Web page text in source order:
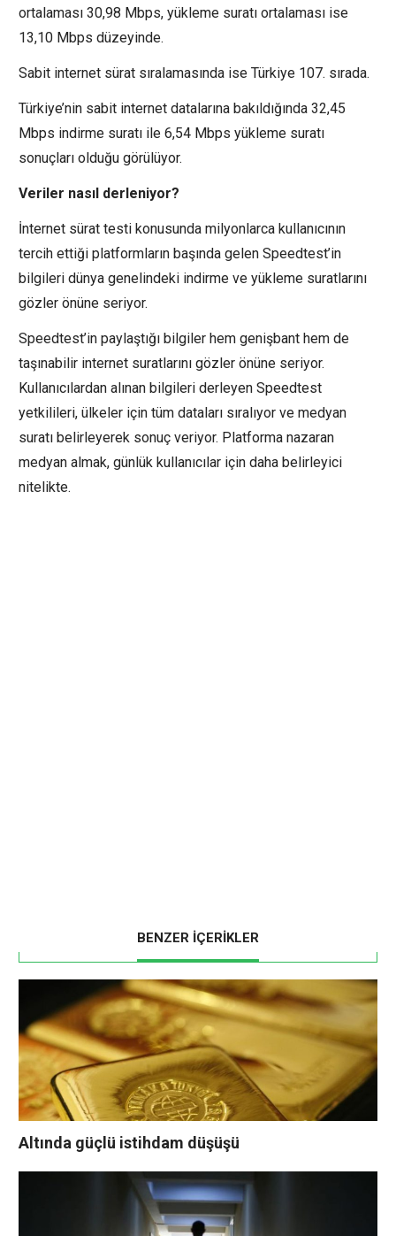
ortalaması 30,98 Mbps, yükleme suratı ortalaması ise
13,10 Mbps düzeyinde.
Sabit internet sürat sıralamasında ise Türkiye 107. sırada.
Türkiye’nin sabit internet datalarına bakıldığında 32,45
Mbps indirme suratı ile 6,54 Mbps yükleme suratı
sonuçları olduğu görülüyor.
Veriler nasıl derleniyor?
İnternet sürat testi konusunda milyonlarca kullanıcının
tercih ettiği platformların başında gelen Speedtest’in
bilgileri dünya genelindeki indirme ve yükleme suratlarını
gözler önüne seriyor.
Speedtest’in paylaştığı bilgiler hem genişbant hem de
taşınabilir internet suratlarını gözler önüne seriyor.
Kullanıcılardan alınan bilgileri derleyen Speedtest
yetkilileri, ülkeler için tüm dataları sıralıyor ve medyan
suratı belirleyerek sonuç veriyor. Platforma nazaran
medyan almak, günlük kullanıcılar için daha belirleyici
nitelikte.
BENZER İÇERİKLER
Altında güçlü istihdam düşüşü